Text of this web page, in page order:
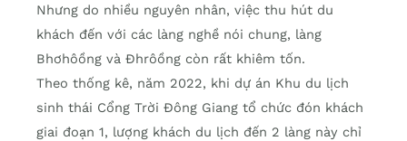
Nhưng do nhiều nguyên nhân, việc thu hút du
khách đến với các làng nghề nói chung, làng
Bhơhôồng và Đhrôồng còn rất khiêm tốn.
Theo thống kê, năm 2022, khi dự án Khu du lịch
sinh thái Cổng Trời Đông Giang tổ chức đón khách
giai đoạn 1, lượng khách du lịch đến 2 làng này chỉ